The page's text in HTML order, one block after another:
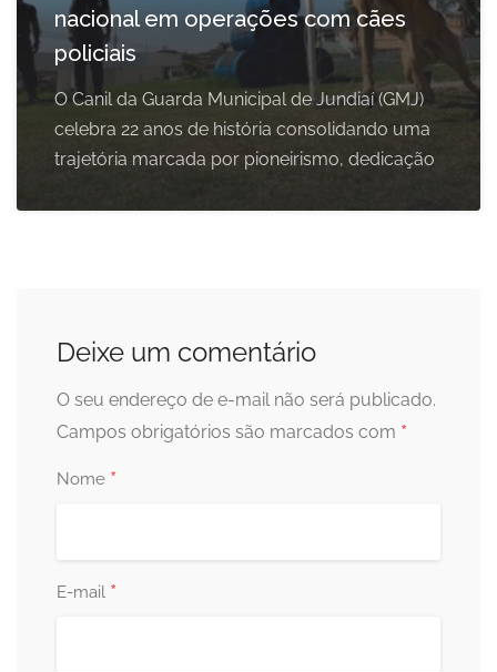
nacional em operações com cães
policiais
O Canil da Guarda Municipal de Jundiaí (GMJ)
celebra 22 anos de história consolidando uma
trajetória marcada por pioneirismo, dedicação
Deixe um comentário
O seu endereço de e-mail não será publicado.
Campos obrigatórios são marcados com *
Nome *
E-mail *